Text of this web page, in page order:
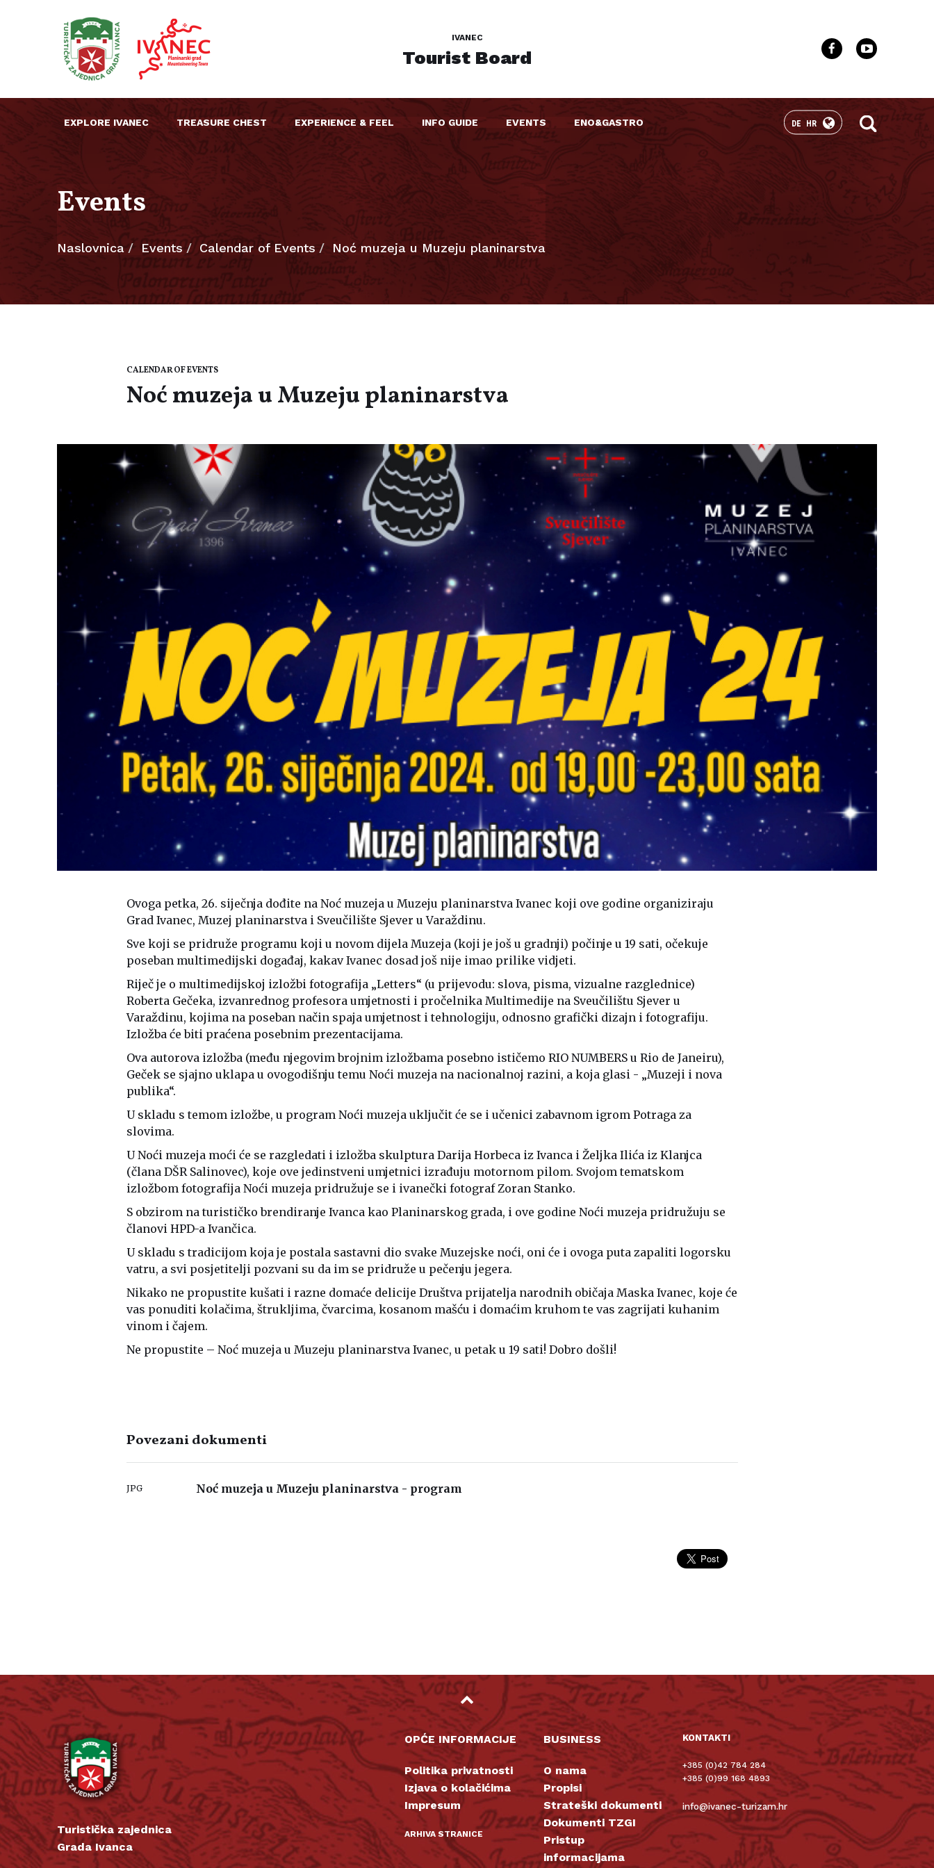
IVANEC
Tourist Board
EXPLORE IVANEC TREASURE CHEST EXPERIENCE & FEEL INFO GUIDE EVENTS ENO&GASTRO DE HR
Events
Naslovnica Events Calendar of Events Noć muzeja u Muzeju planinarstva
CALENDAR OF EVENTS
Noć muzeja u Muzeju planinarstva
Ovoga petka, 26. siječnja dođite na Noć muzeja u Muzeju planinarstva Ivanec koji ove godine organiziraju
Grad Ivanec, Muzej planinarstva i Sveučilište Sjever u Varaždinu.
Sve koji se pridruže programu koji u novom dijela Muzeja (koji je još u gradnji) počinje u 19 sati, očekuje
poseban multimedijski događaj, kakav Ivanec dosad još nije imao prilike vidjeti.
Riječ je o multimedijskoj izložbi fotografija „Letters“ (u prijevodu: slova, pisma, vizualne razglednice)
Roberta Gečeka, izvanrednog profesora umjetnosti i pročelnika Multimedije na Sveučilištu Sjever u
Varaždinu, kojima na poseban način spaja umjetnost i tehnologiju, odnosno grafički dizajn i fotografiju.
Izložba će biti praćena posebnim prezentacijama.
Ova autorova izložba (među njegovim brojnim izložbama posebno ističemo RIO NUMBERS u Rio de Janeiru),
Geček se sjajno uklapa u ovogodišnju temu Noći muzeja na nacionalnoj razini, a koja glasi - „Muzeji i nova
publika“.
U skladu s temom izložbe, u program Noći muzeja uključit će se i učenici zabavnom igrom Potraga za
slovima.
U Noći muzeja moći će se razgledati i izložba skulptura Darija Horbeca iz Ivanca i Željka Ilića iz Klanjca
(člana DŠR Salinovec), koje ove jedinstveni umjetnici izrađuju motornom pilom. Svojom tematskom
izložbom fotografija Noći muzeja pridružuje se i ivanečki fotograf Zoran Stanko.
S obzirom na turističko brendiranje Ivanca kao Planinarskog grada, i ove godine Noći muzeja pridružuju se
članovi HPD-a Ivančica.
U skladu s tradicijom koja je postala sastavni dio svake Muzejske noći, oni će i ovoga puta zapaliti logorsku
vatru, a svi posjetitelji pozvani su da im se pridruže u pečenju jegera.
Nikako ne propustite kušati i razne domaće delicije Društva prijatelja narodnih običaja Maska Ivanec, koje će
vas ponuditi kolačima, štrukljima, čvarcima, kosanom mašću i domaćim kruhom te vas zagrijati kuhanim
vinom i čajem.
Ne propustite – Noć muzeja u Muzeju planinarstva Ivanec, u petak u 19 sati! Dobro došli!
Povezani dokumenti
JPG Noć muzeja u Muzeju planinarstva - program
Turistička zajednica
Grada Ivanca
OPĆE INFORMACIJE
Politika privatnosti
Izjava o kolačićima
Impresum
ARHIVA STRANICE
BUSINESS
O nama
Propisi
Strateški dokumenti
Dokumenti TZGI
Pristup
informacijama
KONTAKTI
+385 (0)42 784 284
+385 (0)99 168 4893
info@ivanec-turizam.hr